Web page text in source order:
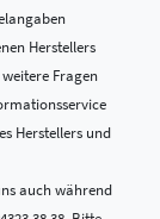
Herstellers
Fragen
Herstellers und
auch während